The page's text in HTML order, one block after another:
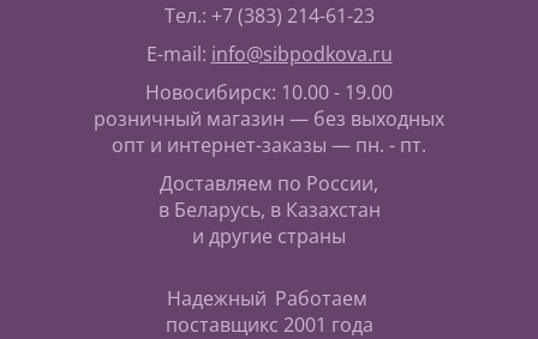
Тел.: +7 (383) 214-61-23
E-mail: info@sibpodkova.ru
Новосибирск: 10.00 - 19.00
розничный магазин — без выходных
опт и интернет-заказы — пн. - пт.
Доставляем по России,
в Беларусь, в Казахстан
и другие страны
Надежный
поставщик
Работаем
с 2001 года